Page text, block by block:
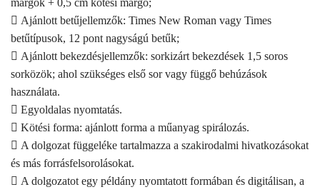
margók + 0,5 cm kötési margó;
 Ajánlott betűjellemzők: Times New Roman vagy Times
betűtípusok, 12 pont nagyságú betűk;
 Ajánlott bekezdésjellemzők: sorkizárt bekezdések 1,5 soros
sorközök; ahol szükséges első sor vagy függő behúzások
használata.
 Egyoldalas nyomtatás.
 Kötési forma: ajánlott forma a műanyag spirálozás.
 A dolgozat függeléke tartalmazza a szakirodalmi hivatkozásokat
és más forrásfelsorolásokat.
 A dolgozatot egy példány nyomtatott formában és digitálisan, a